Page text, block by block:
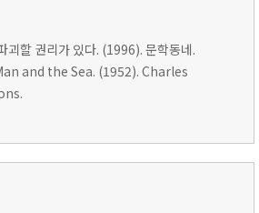
괴할 권리가 있다. (1996). 문학동네.
and the Sea. (1952). Charles